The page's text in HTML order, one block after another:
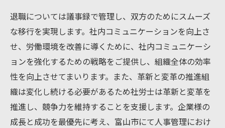
退職については議事録で管理し、双方のためにスムーズ
な移行を実現します。社内コミュニケーションを向上さ
せ、労働環境を改善に導くために、社内コミュニケーシ
ョンを強化するための戦略をご提供し、組織全体の効率
性を向上させてまいります。また、革新と変革の推進組
織は変化し続ける必要があるため社労士は革新と変革を
推進し、競争力を維持することを支援します。企業様の
成長と成功を最優先に考え、富山市にて人事管理におけ